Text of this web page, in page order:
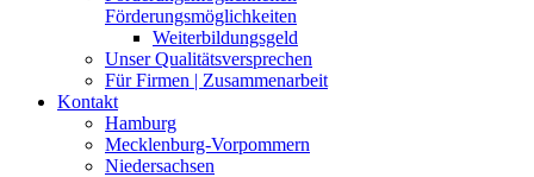
Förderungsmöglichkeiten
Weiterbildungsgeld
Unser Qualitätsversprechen
Für Firmen | Zusammenarbeit
Kontakt
Hamburg
Mecklenburg-Vorpommern
Niedersachsen